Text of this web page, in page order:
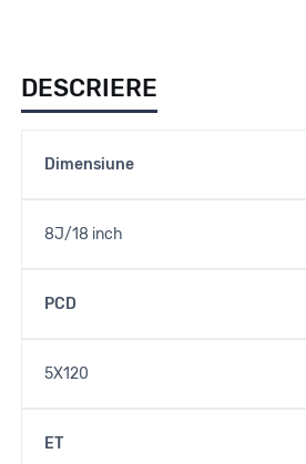
DESCRIERE
Dimensiune
8J/18 inch
PCD
5X120
ET